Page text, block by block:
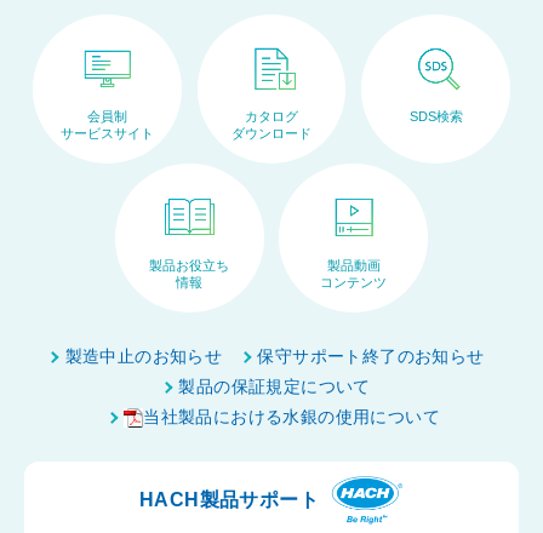
会員制
サービスサイト
カタログ
ダウンロード
SDS検索
製品お役立ち
情報
製品動画
コンテンツ
製造中止のお知らせ
保守サポート終了のお知らせ
製品の保証規定について
当社製品における水銀の使用について
HACH製品サポート